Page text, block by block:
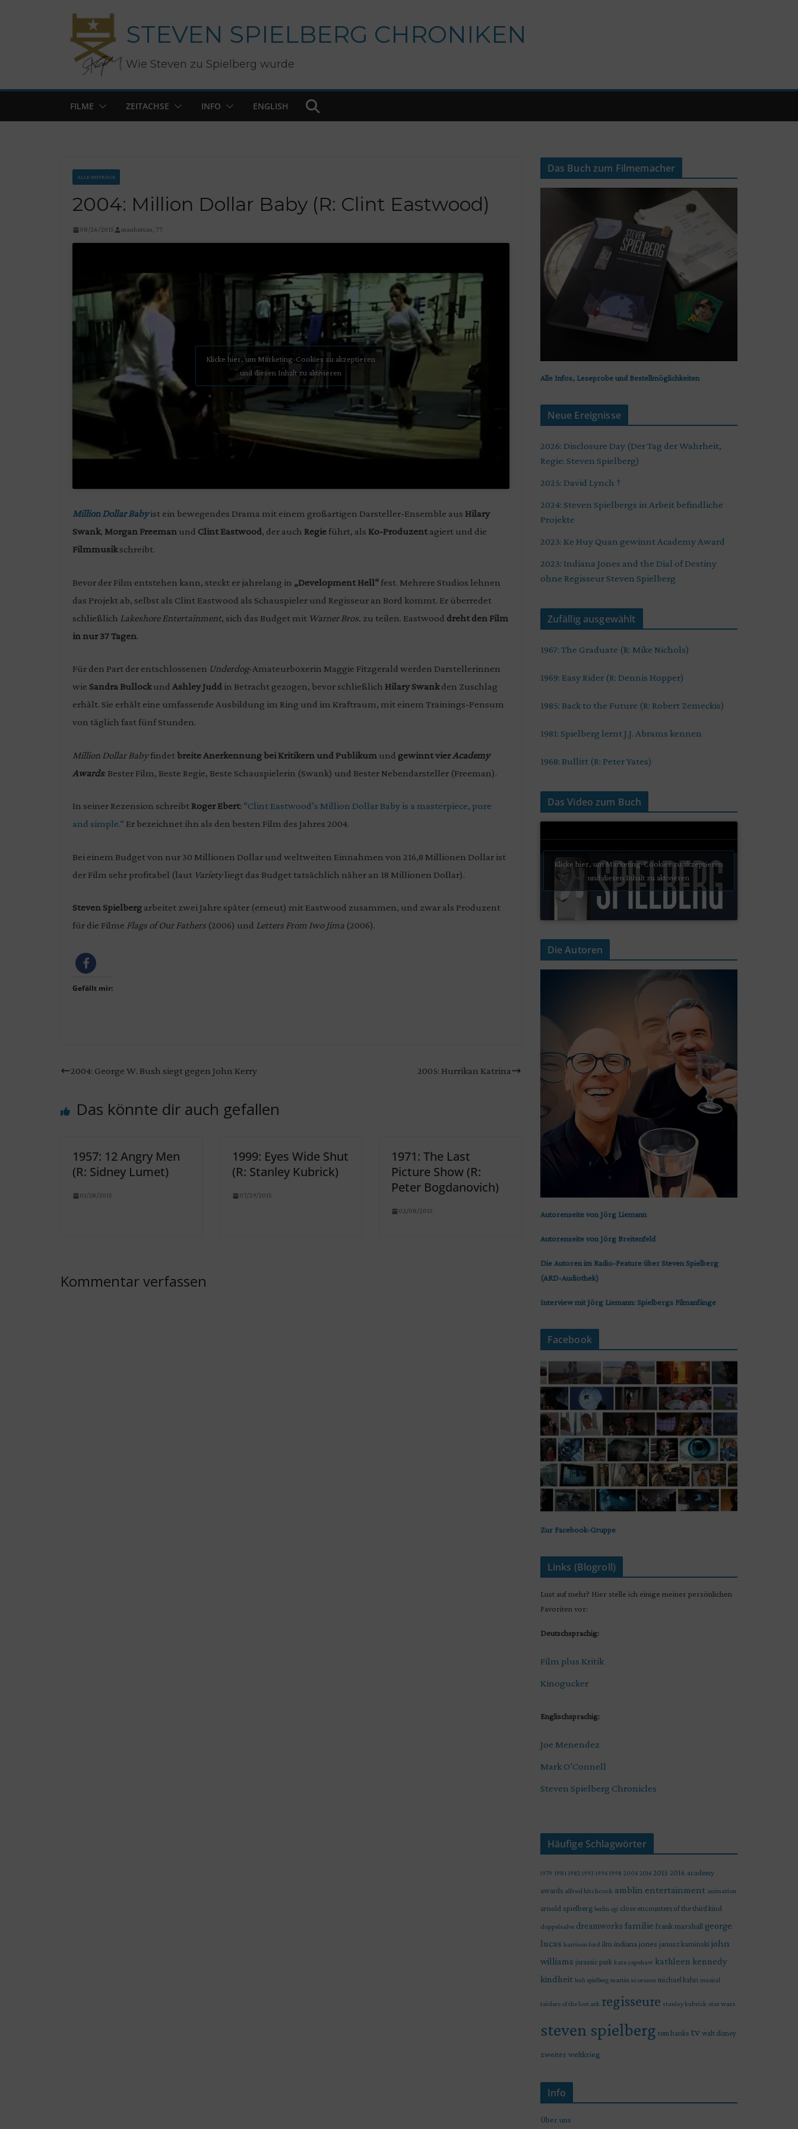
STEVEN SPIELBERG CHRONIKEN
Wie Steven zu Spielberg wurde
FILME ZEITACHSE INFO ENGLISH
ALLE BEITRÄGE
2004: Million Dollar Baby (R: Clint Eastwood)
08/26/2015 manhattan_77
Klicke hier, um Marketing-Cookies zu akzeptieren
und diesen Inhalt zu aktivieren
Million Dollar Babyist ein bewegendes Drama mit einem großartigen Darsteller-Ensemble aus Hilary
Swank, Morgan Freeman und Clint Eastwood, der auch Regie führt, als Ko-Produzentagiert und die
Filmmusikschreibt.
Bevor der Film entstehen kann, steckt er jahrelang in „Development Hell“ fest. Mehrere Studios lehnen
das Projekt ab, selbst als Clint Eastwood als Schauspieler und Regisseur an Bord kommt. Er überredet
schließlich Lakeshore Entertainment, sich das Budget mit Warner Bros. zu teilen. Eastwood dreht den Film
in nur 37 Tagen.
Für den Part der entschlossenen Underdog-Amateurboxerin Maggie Fitzgerald werden Darstellerinnen
wie Sandra Bullockund Ashley Judd in Betracht gezogen, bevor schließlich Hilary Swankden Zuschlag
erhält. Sie erhält eine umfassende Ausbildung im Ring und im Kraftraum, mit einem Trainings-Pensum
von täglich fast fünf Stunden.
Million Dollar Babyfindetbreite Anerkennung bei Kritikern und Publikum und gewinnt vierAcademy
Awards: Bester Film, Beste Regie, Beste Schauspielerin (Swank) und Bester Nebendarsteller (Freeman).
In seiner Rezension schreibt Roger Ebert: “Clint Eastwood’s Million Dollar Baby is a masterpiece, pure
and simple.“ Er bezeichnet ihn als den besten Film des Jahres 2004.
Bei einem Budget von nur 30 Millionen Dollar und weltweiten Einnahmen von 216,8 Millionen Dollar ist
der Film sehr profitabel (laut Varietyliegt das Budget tatsächlich näher an 18 Millionen Dollar).
Steven Spielberg arbeitet zwei Jahre später (erneut) mit Eastwood zusammen, und zwar als Produzent
für die Filme Flags of Our Fathers (2006) und Letters From Iwo Jima (2006).
Gefällt mir:
2004: George W. Bush siegt gegen John Kerry 2005: Hurrikan Katrina
Das könnte dir auch gefallen
1957: 12 Angry Men
(R: Sidney Lumet)
01/28/2015
1999: Eyes Wide Shut
(R: Stanley Kubrick)
07/29/2015
1971: The Last
Picture Show (R:
Peter Bogdanovich)
02/08/2015
Kommentar verfassen
Das Buch zum Filmemacher
Alle Infos, Leseprobe und Bestellmöglichkeiten
Neue Ereignisse
2026: Disclosure Day (Der Tag der Wahrheit,
Regie: Steven Spielberg)
2025: David Lynch †
2024: Steven Spielbergs in Arbeit befindliche
Projekte
2023: Ke Huy Quan gewinnt Academy Award
2023: Indiana Jones and the Dial of Destiny
ohne Regisseur Steven Spielberg
Zufällig ausgewählt
1967: The Graduate (R: Mike Nichols)
1969: Easy Rider (R: Dennis Hopper)
1985: Back to the Future (R: Robert Zemeckis)
1981: Spielberg lernt J.J. Abrams kennen
1968: Bullitt (R: Peter Yates)
Das Video zum Buch
Klicke hier, um Marketing-Cookies zu akzeptieren
und diesen Inhalt zu aktivieren
Die Autoren
Autorenseite von Jörg Liemann
Autorenseite von Jörg Breitenfeld
Die Autoren im Radio-Feature über Steven Spielberg
(ARD-Audiothek)
Interview mit Jörg Liemann: Spielbergs Filmanfänge
Facebook
Zur Facebook-Gruppe
Links (Blogroll)
Lust auf mehr? Hier stelle ich einige meiner persönlichen
Favoriten vor:
Deutschsprachig:
Film plus Kritik
Kinogucker
Englischsprachig:
Joe Menendez
Mark O’Connell
Steven Spielberg Chronicles
Häufige Schlagwörter
1979 1981 1982 1993 1994 1998 2004 2014 2015 2016 academy
awards alfred hitchcock amblin entertainment animation
arnold spielberg berlin cgi close encounters of the third kind
doppelsalve dreamworks familie frank marshall george
lucas harrison ford ilm indiana jones janusz kaminski john
williams jurassic park kate capshaw kathleen kennedy
kindheit leah spielberg martin scorsese michael kahn musical
raiders of the lost ark regisseure stanley kubrick star wars
steven spielberg tom hanks tv walt disney
zweiter weltkrieg
Info
Über uns